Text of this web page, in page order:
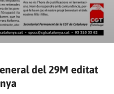
del 29M editat